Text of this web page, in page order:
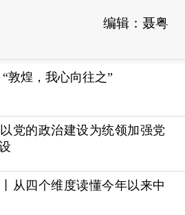
编辑：聂粤